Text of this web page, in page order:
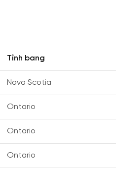
Tỉnh bang
Nova Scotia
Ontario
Ontario
Ontario